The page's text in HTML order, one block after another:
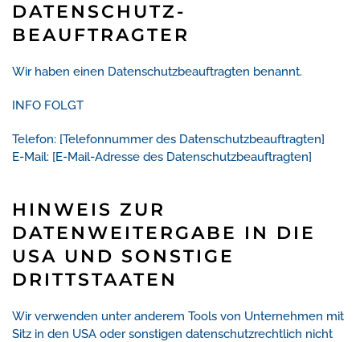
DATENSCHUTZ­
BEAUFTRAGTER
Wir haben einen Datenschutzbeauftragten benannt.
INFO FOLGT
Telefon: [Telefonnummer des Datenschutzbeauftragten]
E-Mail: [E-Mail-Adresse des Datenschutzbeauftragten]
HINWEIS ZUR
DATENWEITERGABE IN DIE
USA UND SONSTIGE
DRITTSTAATEN
Wir verwenden unter anderem Tools von Unternehmen mit
Sitz in den USA oder sonstigen datenschutzrechtlich nicht